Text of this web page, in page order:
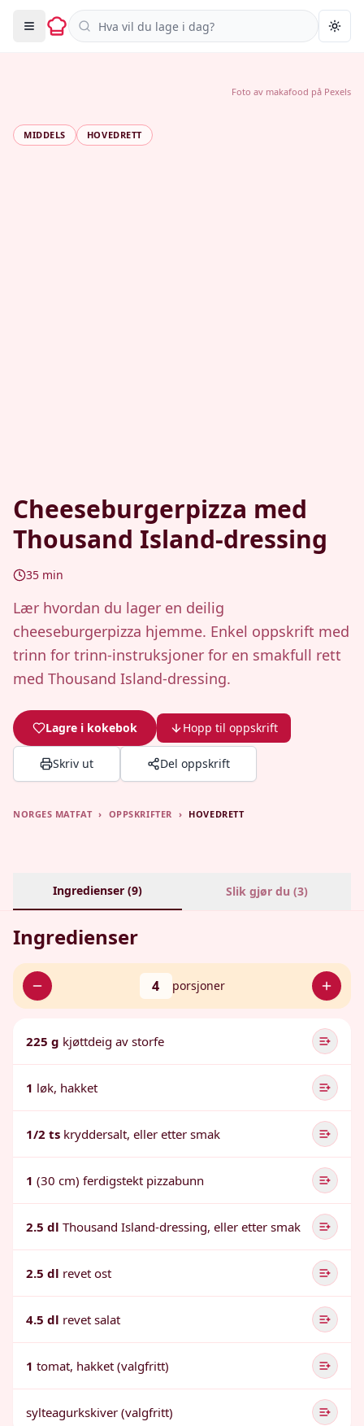
Søk i oppskrifter
MIDDELS HOVEDRETT
Cheeseburgerpizza med
Thousand Island-dressing
35 min
Lær hvordan du lager en deilig
cheeseburgerpizza hjemme. Enkel oppskrift med
trinn for trinn-instruksjoner for en smakfull rett
med Thousand Island-dressing.
Lagre i kokebok Hopp til oppskrift
Skriv ut Del oppskrift
Foto av makafood på Pexels
NORGES MATFAT › OPPSKRIFTER › HOVEDRETT
Ingredienser (9) Slik gjør du (3)
Ingredienser
4 porsjoner
225 g kjøttdeig av storfe
1 løk, hakket
1/2 ts kryddersalt, eller etter smak
1 (30 cm) ferdigstekt pizzabunn
2.5 dl Thousand Island-dressing, eller etter smak
2.5 dl revet ost
4.5 dl revet salat
1 tomat, hakket (valgfritt)
sylteagurkskiver (valgfritt)